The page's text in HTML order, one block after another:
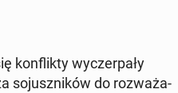
kon­flik­ty wy­czer­pa­ły
so­jusz­ni­ków do roz­wa­ża­